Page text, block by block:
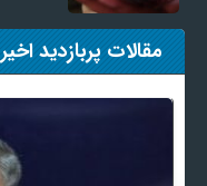
مقالات پربازدید اخیر